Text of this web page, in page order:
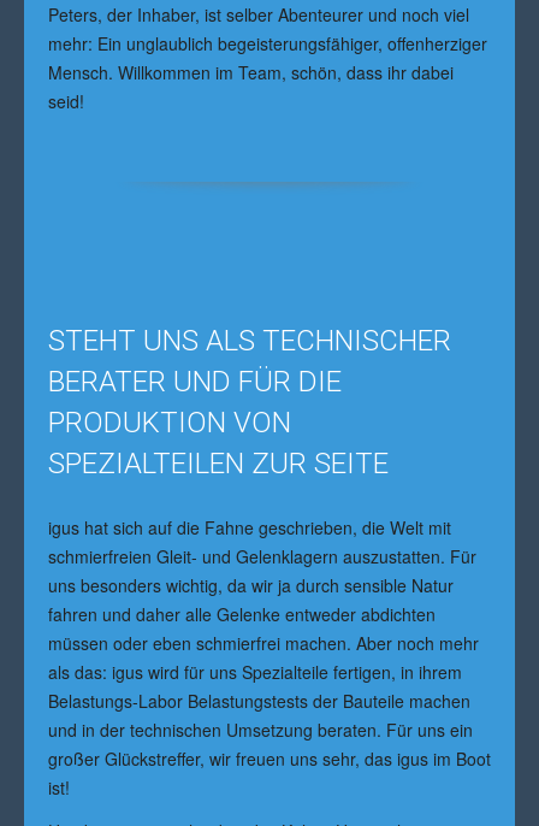
Peters, der Inhaber, ist selber Abenteurer und noch viel
mehr: Ein unglaublich begeisterungsfähiger, offenherziger
Mensch. Willkommen im Team, schön, dass ihr dabei
seid!
STEHT UNS ALS TECHNISCHER
BERATER UND FÜR DIE
PRODUKTION VON
SPEZIALTEILEN ZUR SEITE
igus hat sich auf die Fahne geschrieben, die Welt mit
schmierfreien Gleit- und Gelenklagern auszustatten. Für
uns besonders wichtig, da wir ja durch sensible Natur
fahren und daher alle Gelenke entweder abdichten
müssen oder eben schmierfrei machen. Aber noch mehr
als das: igus wird für uns Spezialteile fertigen, in ihrem
Belastungs-Labor Belastungstests der Bauteile machen
und in der technischen Umsetzung beraten. Für uns ein
großer Glückstreffer, wir freuen uns sehr, das igus im Boot
ist!